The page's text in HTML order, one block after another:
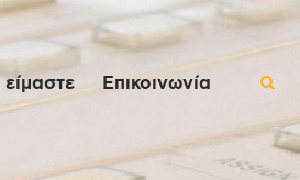
είμαστε Επικοινωνία